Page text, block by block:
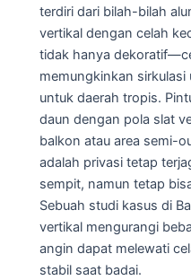
terdiri dari bilah-bilah
vertikal dengan celah
tidak hanya
memungkinkan
untuk daerah tropis.
daun dengan pola slat
balkon atau area semi-
adalah privasi tetap
sempit, namun tetap
Sebuah studi kasus di
vertikal mengurangi
angin dapat melewati
stabil saat badai.